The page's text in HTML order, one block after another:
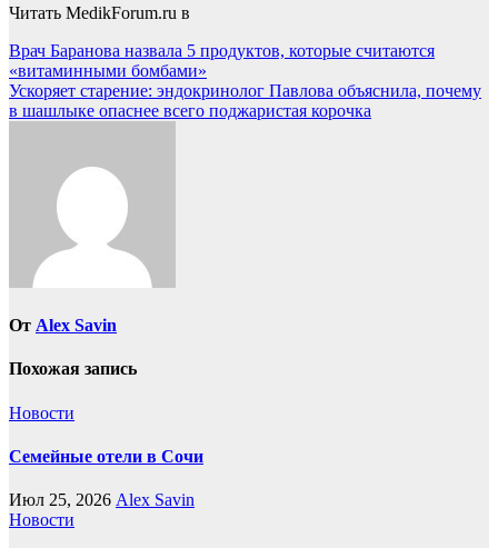
Читать MedikForum.ru в
Навигация
по
записям
Врач Баранова назвала 5 продуктов, которые считаются
«витаминными бомбами»
Ускоряет старение: эндокринолог Павлова объяснила, почему
в шашлыке опаснее всего поджаристая корочка
От Alex Savin
Похожая запись
Новости
Семейные отели в Сочи
Июл 25, 2026 Alex Savin
Новости